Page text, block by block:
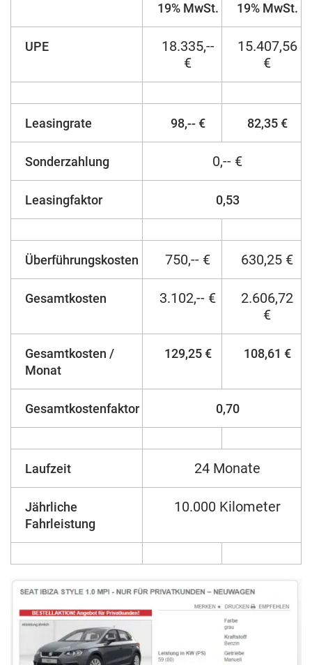
19% MwSt.
19% MwSt.
UPE
18.335,--
€
15.407,56
€
Leasingrate 98,-- € 82,35 €
Sonderzahlung 0,-- €
Leasingfaktor 0,53
Überführungskosten 750,-- € 630,25 €
Gesamtkosten 3.102,-- €
2.606,72
€
Gesamtkosten /
Monat
129,25 € 108,61 €
Gesamtkostenfaktor 0,70
Laufzeit 24 Monate
Jährliche
Fahrleistung
10.000 Kilometer